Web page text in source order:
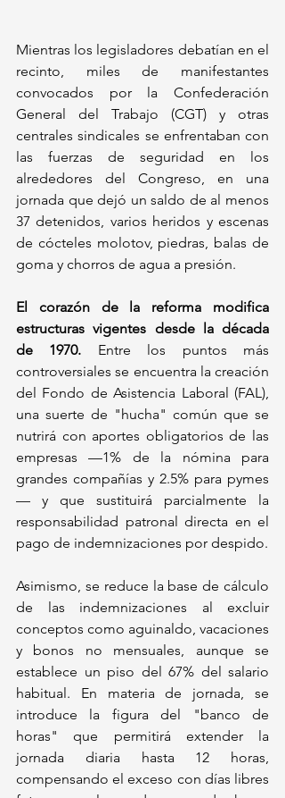
Mientras los legisladores debatían en el
recinto, miles de manifestantes
convocados por la Confederación
General del Trabajo (CGT) y otras
centrales sindicales se enfrentaban con
las fuerzas de seguridad en los
alrededores del Congreso, en una
jornada que dejó un saldo de al menos
37 detenidos, varios heridos y escenas
de cócteles molotov, piedras, balas de
goma y chorros de agua a presión.
El corazón de la reforma modifica
estructuras vigentes desde la década
de 1970. Entre los puntos más
controversiales se encuentra la creación
del Fondo de Asistencia Laboral (FAL),
una suerte de "hucha" común que se
nutrirá con aportes obligatorios de las
empresas —1% de la nómina para
grandes compañías y 2.5% para pymes
— y que sustituirá parcialmente la
responsabilidad patronal directa en el
Asimismo, se reduce la base de cálculo
de las indemnizaciones al excluir
conceptos como aguinaldo, vacaciones
y bonos no mensuales, aunque se
establece un piso del 67% del salario
habitual. En materia de jornada, se
introduce la figura del "banco de
horas" que permitirá extender la
jornada diaria hasta 12 horas,
compensando el exceso con días libres